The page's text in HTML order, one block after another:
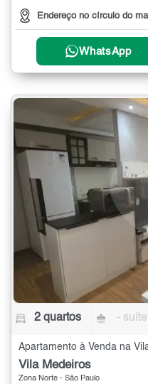
Endereço no círculo do
WhatsApp
2 quartos - suíte
Apartamento à Venda na
Vila Medeiros
Zona Norte - São Paulo